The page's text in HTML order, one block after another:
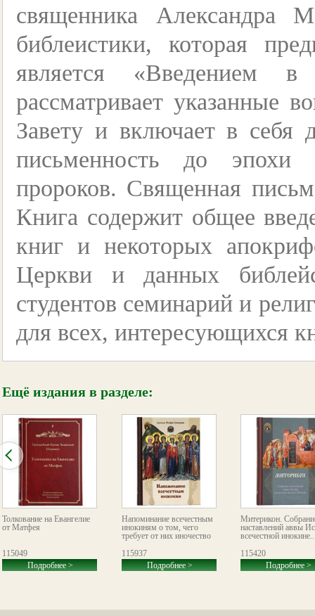
священника Александра
библеистики, которая
является «Введением
рассматривает указанные
Завету и включает в себя
письменность до эпохи
пророков. Священная
Книга содержит общее
книг и некоторых
Церкви и данных
студентов семинарий и
для всех, интересующихся
Ещё издания в разделе:
Толкование на Евангелие
от Матфея
115049
Подробнее >
Напоминание всечестным
инокиням о том, чего
требует от них иночество
115937
Подробнее >
Митерикон.
наставлений аввы
всечестной
115420
Подробнее >